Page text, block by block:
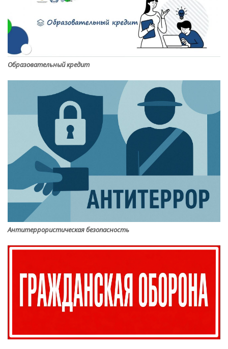
Образовательный кредит
Антитеррористическая безопасность